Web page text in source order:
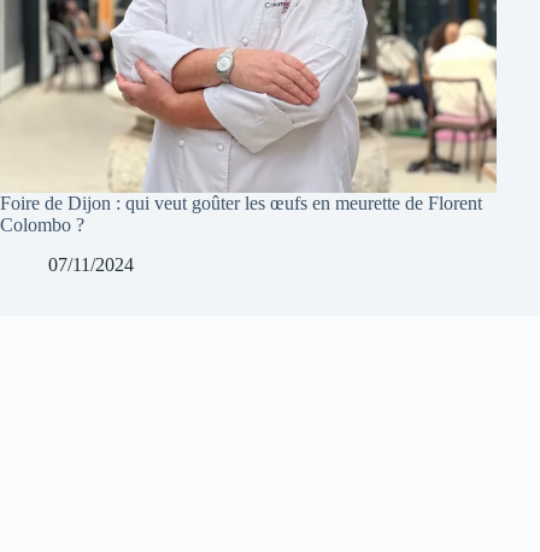
Foire de Dijon : qui veut goûter les œufs en meurette de Florent
Colombo ?
07/11/2024